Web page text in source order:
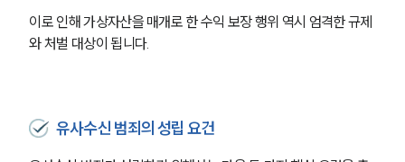
이로 인해 가상자산을 매개로 한 수익 보장 행위 역시 엄격한 규제
와 처벌 대상이 됩니다.
유사수신 범죄의 성립 요건